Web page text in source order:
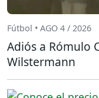
Fútbol • AGO 4 / 2026
Adiós a Rómulo
Wilstermann